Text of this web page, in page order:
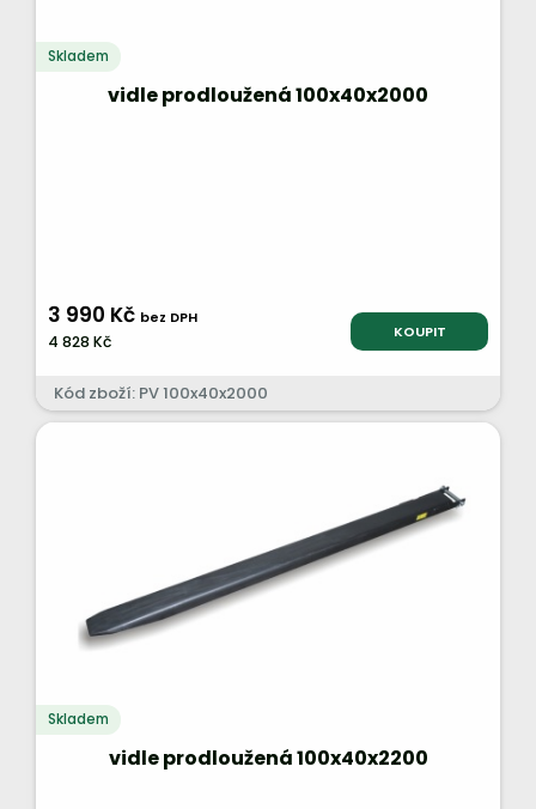
Skladem
vidle prodloužená 100x40x2000
3 990 Kč bez DPH
4 828 Kč KOUPIT
Kód zboží: PV 100x40x2000
Skladem
vidle prodloužená 100x40x2200